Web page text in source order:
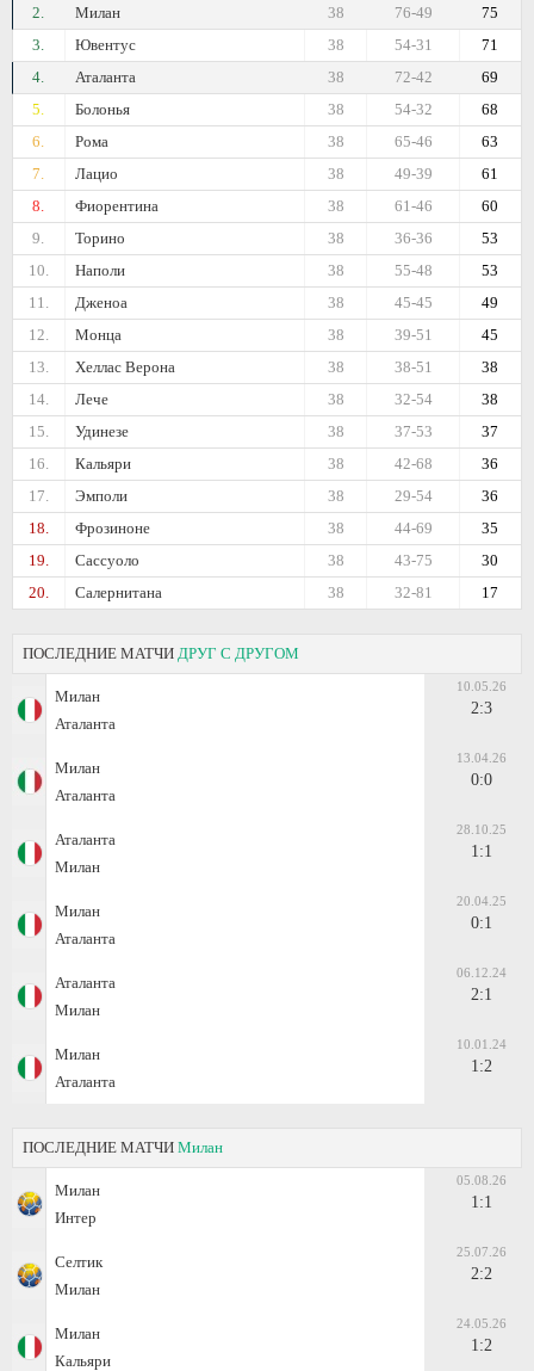
2. Милан 75
76-49
38
3.
Ювентус 71
54-31
38
4.
Аталанта 69
72-42
38
5.
Болонья 68
54-32
38
6.
Рома 63
65-46
38
7.
Лацио 61
49-39
38
8.
Фиорентина 60
61-46
38
9.
Торино 53
36-36
38
10.
Наполи 53
55-48
38
11.
Дженоа 49
45-45
38
12.
Монца 45
39-51
38
13.
Хеллас Верона 38
38-51
38
14.
Лече 38
32-54
38
15.
Удинезе 37
37-53
38
16.
Кальяри 36
42-68
38
17.
Эмполи 36
29-54
38
18.
Фрозиноне 35
44-69
38
19.
Сассуоло 30
43-75
38
20.
Салернитана 17
32-81
38
ПОСЛЕДНИЕ МАТЧИ ДРУГ С ДРУГОМ
Милан
Аталанта
10.05.26
2:3
Милан
Аталанта
13.04.26
0:0
Аталанта
Милан
28.10.25
1:1
Милан
Аталанта
20.04.25
0:1
Аталанта
Милан
06.12.24
2:1
Милан
Аталанта
10.01.24
1:2
ПОСЛЕДНИЕ МАТЧИ Милан
Милан
Интер
05.08.26
1:1
Селтик
Милан
25.07.26
2:2
Милан
Кальяри
24.05.26
1:2